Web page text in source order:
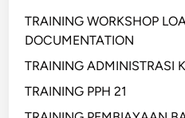
TRAINING WORKSHOP
DOCUMENTATION
TRAINING ADMINISTRASI
TRAINING PPH 21